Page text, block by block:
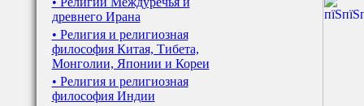
древнего Ирана
• Религия и религиозная
философия Китая, Тибета,
Монголии, Японии и Кореи
• Религия и религиозная
философия Индии